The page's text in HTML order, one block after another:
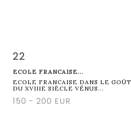
Fiche détaillée
22
ECOLE FRANCAISE...
ECOLE FRANCAISE DANS LE GOÛT
DU XVIIIE SIÈCLE VÉNUS...
150 - 200 EUR